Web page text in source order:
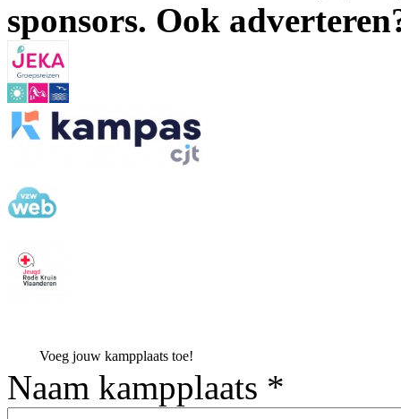
sponsors. Ook
Voeg jouw kampplaats toe!
Naam kampplaats *